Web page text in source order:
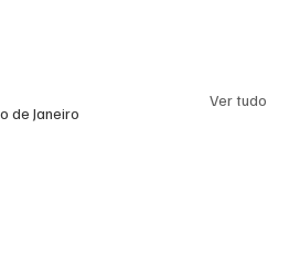
de Janeiro
Ver tudo